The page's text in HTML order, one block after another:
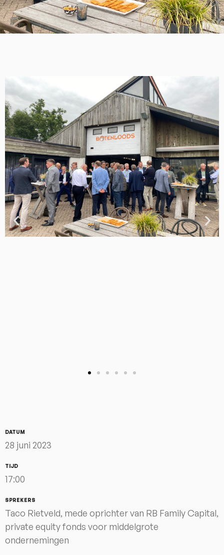
DATUM
28 juni 2023
TIJD
17:00
SPREKERS
Taco Rietveld, mede oprichter van RB Family Capital,
private equity fonds voor middelgrote
ondernemingen